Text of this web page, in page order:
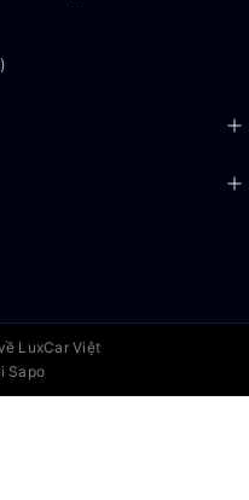
LuxCar Việt
Sapo